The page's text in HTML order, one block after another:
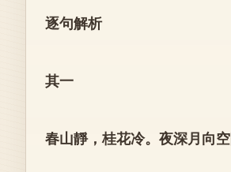
逐句解析
其一
春山靜，桂花冷。夜深月向空